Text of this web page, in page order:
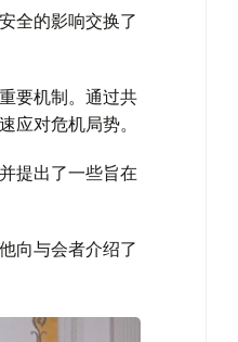
全的影响交换了
要机制。通过共
应对危机局势。
提出了一些旨在
向与会者介绍了